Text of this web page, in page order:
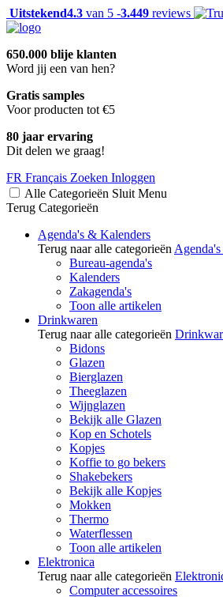
Uitstekend4.3 van 5 -3.449 reviews
650.000 blije klanten
Word jij een van hen?
Gratis samples
Voor producten tot €5
80 jaar ervaring
Dit delen we graag!
FR Français Zoeken Inloggen
Alle Categorieën Sluit Menu
Terug Categorieën
Agenda's & Kalenders
Terug naar alle categorieën
Bureau-agenda's
Kalenders
Zakagenda's
Toon alle artikelen
Drinkwaren
Terug naar alle categorieën
Bidons
Glazen
Bierglazen
Theeglazen
Wijnglazen
Bekijk alle Glazen
Kop en Schotels
Kopjes
Koffie to go bekers
Shakebekers
Bekijk alle Kopjes
Mokken
Thermo
Waterflessen
Toon alle artikelen
Elektronica
Terug naar alle categorieën
Computer accessoires